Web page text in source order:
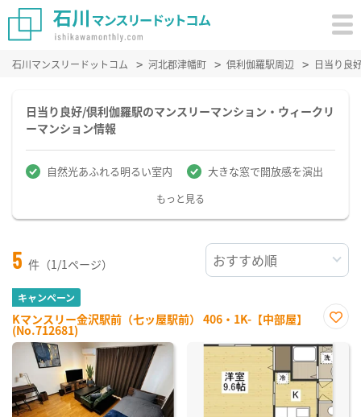
石川マンスリードットコム 河北郡津幡町 倶利伽羅駅周辺 日当り良
日当り良好/倶利伽羅駅のマンスリーマンション・ウィークリ
ーマンション情報
自然光あふれる明るい室内 大きな窓で開放感を演出
もっと見る
5 件（1/1ページ）
キャンペーン
Kマンスリー金沢駅前（七ッ屋駅前） 406・1K-【中部屋】
(No.712681)
に入
り登
録